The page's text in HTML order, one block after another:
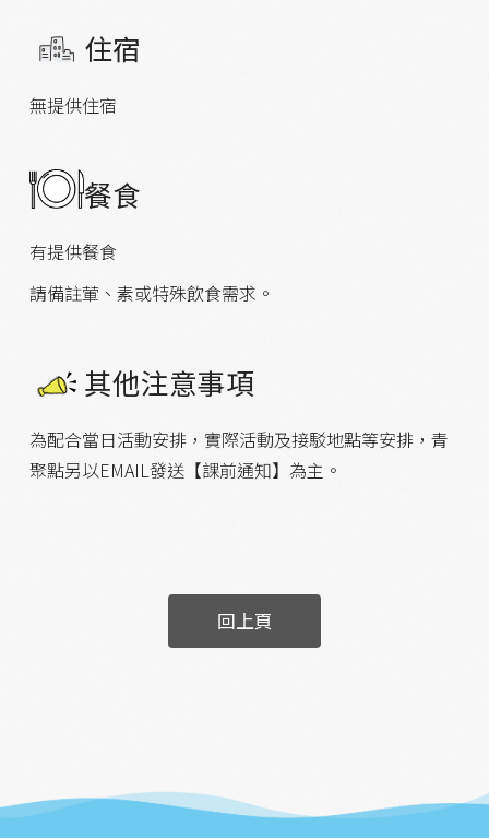
住宿
無提供住宿
餐食
有提供餐食
請備註葷、素或特殊飲食需求。
其他注意事項
為配合當日活動安排，實際活動及接駁地點等安排，青
聚點另以EMAIL發送【課前通知】為主。
回上頁